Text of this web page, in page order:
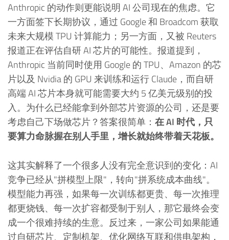
Anthropic 的动作则更能说明 AI 公司现在的焦虑。它
一方面签下长期协议，通过 Google 和 Broadcom 获取
未来大规模 TPU 计算能力；另一方面，又被 Reuters
报道正在评估自研 AI 芯片的可能性。报道提到，
Anthropic 当前同时使用 Google 的 TPU、Amazon 的芯
片以及 Nvidia 的 GPU 来训练和运行 Claude，而自研
高端 AI 芯片本身就可能需要大约 5 亿美元级别的投
入。为什么已经能拿到外部芯片资源的公司，还是要
考虑自己下场做芯片？答案很简单： 在 AI 时代，只
要算力命脉握在别人手里，增长就始终带着天花板。
这其实解释了一个很多人没有完全意识到的变化：AI
竞争已经从"拼模型上限"，转向"拼系统成本曲线"。
模型能力再强，如果每一次训练都更贵、每一次推理
都更烧钱、每一次扩容都受制于别人，那它最终会变
成一个很难持续的生意。反过来，一家公司如果能通
过自研芯片、定制机架、优化网络互联和供电架构，